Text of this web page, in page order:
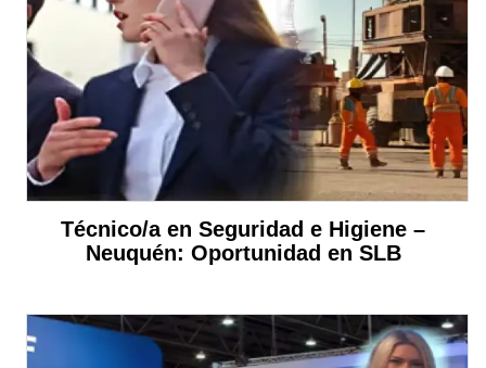
Técnico/a en Seguridad e Higiene –
Neuquén: Oportunidad en SLB